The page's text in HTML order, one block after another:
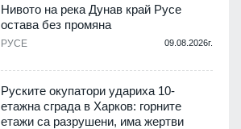
Нивото на река Дунав край Русе
остава без промяна
РУСЕ 09.08.2026г.
Руските окупатори удариха 10-
етажна сграда в Харков: горните
етажи са разрушени, има жертви